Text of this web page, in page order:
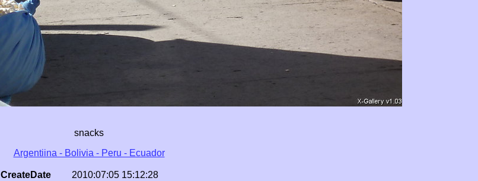
snacks
Argentiina - Bolivia - Peru - Ecuador
CreateDate 2010:07:05 15:12:28